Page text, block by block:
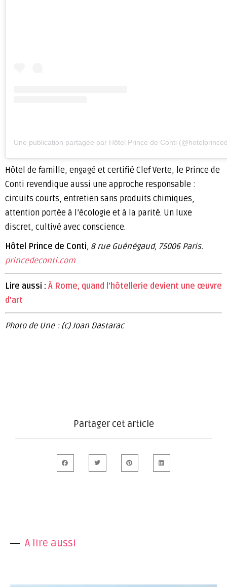
Une publication partagée par Hôtel Prince de Conti
Hôtel de famille, engagé et certifié Clef Verte, le Prince de
Conti revendique aussi une approche responsable :
circuits courts, entretien sans produits chimiques,
attention portée à l’écologie et à la parité. Un luxe
discret, cultivé avec conscience.
Hôtel Prince de Conti, 8 rue Guénégaud, 75006 Paris.
princedeconti.com
Lire aussi : À Rome, quand l’hôtellerie devient une œuvre
d’art
Photo de Une : (c) Joan Dastarac
Partager cet article
A lire aussi